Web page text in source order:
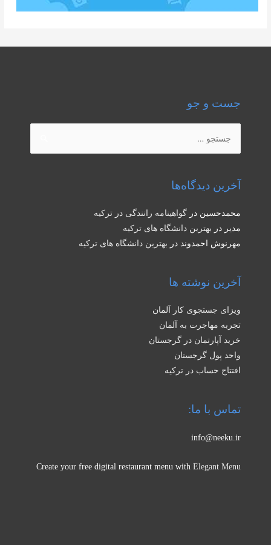
جست و جو
برای:
آخرین دیدگاه‌ها
محمدحسین در گواهینامه رانندگی در ترکیه
مدیر در بهترین دانشگاه های ترکیه
مهرنوش احمدوند در بهترین دانشگاه های ترکیه
آخرین نوشته ها
ویزای جستجوی کار آلمان
تجربه مهاجرت به آلمان
خرید آپارتمان در گرجستان
واحد پول گرجستان
افتتاح حساب در ترکیه
تماس با ما:
info@neeku.ir
Create your free digital restaurant menu with Elegant Menu